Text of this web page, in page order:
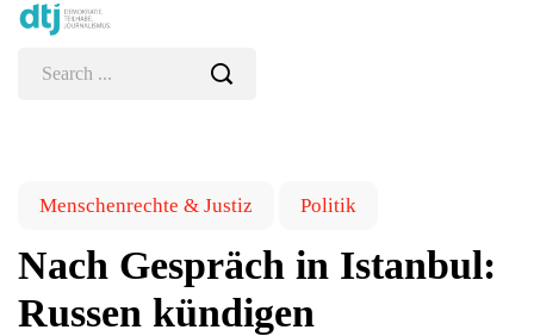
Menschenrechte & Justiz Politik
Nach Gespräch in Istanbul:
Russen kündigen